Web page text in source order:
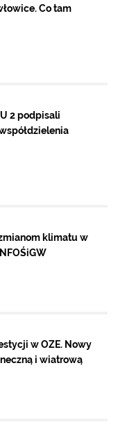
Co tam
2 podpisali
klimatu w
w OZE. Nowy
i wiatrową